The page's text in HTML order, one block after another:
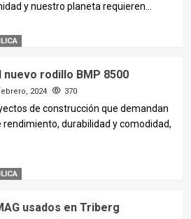
y nuestro planeta requieren...
nuevo rodillo BMP 8500
2024 370
de construcción que demandan
rendimiento, durabilidad y comodidad,
usados en Triberg